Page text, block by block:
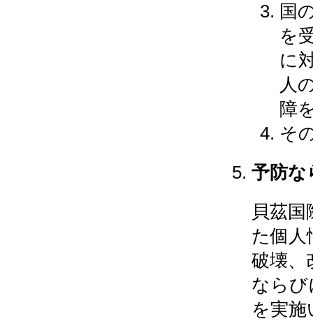
国
を
に
人
障
そ
予防な
貝茲
た個人
破壊、
ならび
を実